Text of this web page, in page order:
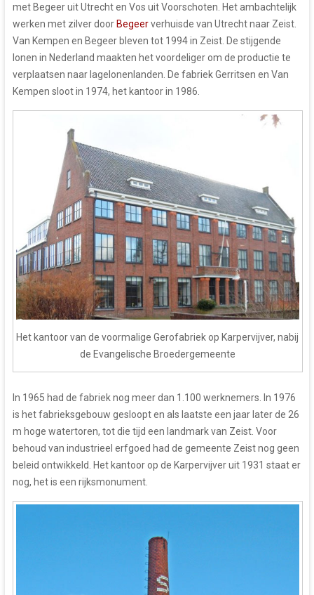
met Begeer uit Utrecht en Vos uit Voorschoten. Het ambachtelijk
werken met zilver door Begeerverhuisde van Utrecht naar Zeist.
Van Kempen en Begeer bleven tot 1994 in Zeist. De stijgende
lonen in Nederland maakten het voordeliger om de productie te
verplaatsen naar lagelonenlanden. De fabriek Gerritsen en Van
Kempen sloot in 1974, het kantoor in 1986.
Het kantoor van de voormalige Gerofabriek op Karpervijver, nabij
de Evangelische Broedergemeente
In 1965 had de fabriek nog meer dan 1.100 werknemers. In 1976
is het fabrieksgebouw gesloopt en als laatste een jaar later de 26
m hoge watertoren, tot die tijd een landmark van Zeist. Voor
behoud van industrieel erfgoed had de gemeente Zeist nog geen
beleid ontwikkeld. Het kantoor op de Karpervijver uit 1931 staat er
nog, het is een rijksmonument.